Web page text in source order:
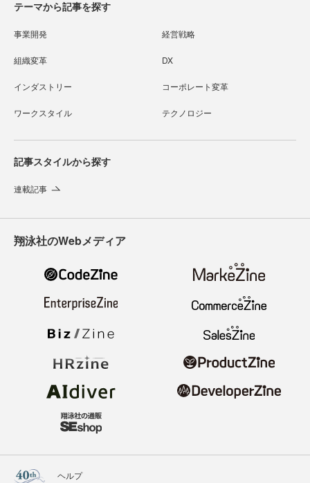
テーマから記事を探す
事業開発 経営戦略
組織変革 DX
インダストリー コーポレート変革
ワークスタイル テクノロジー
記事スタイルから探す
連載記事
翔泳社のWebメディア
ヘルプ